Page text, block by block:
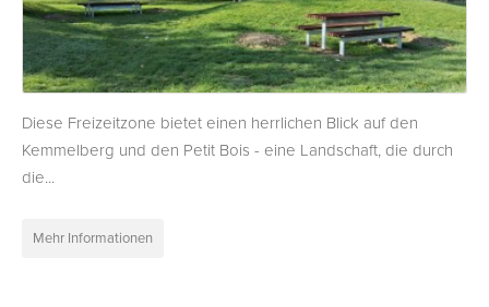
Diese Freizeitzone bietet einen herrlichen Blick auf den
Kemmelberg und den Petit Bois - eine Landschaft, die durch
die...
Mehr Informationen